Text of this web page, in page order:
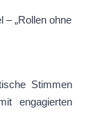
– „Rollen ohne
Stimmen
engagierten